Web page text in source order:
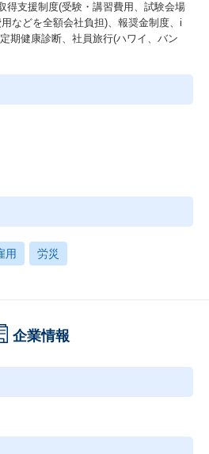
得支援制度(受験・講習費用、試験会場
などを全額会社負担)、報奨金制度、i
期健康診断、社員旅行(ハワイ、バン
用 労災
企業情報